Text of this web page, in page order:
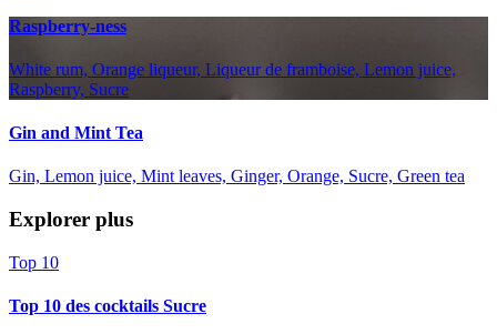
Raspberry-ness
White rum, Orange liqueur, Liqueur de framboise, Lemon juice,
Raspberry, Sucre
Gin and Mint Tea
Gin, Lemon juice, Mint leaves, Ginger, Orange, Sucre, Green tea
Explorer plus
Top 10
Top 10 des cocktails Sucre